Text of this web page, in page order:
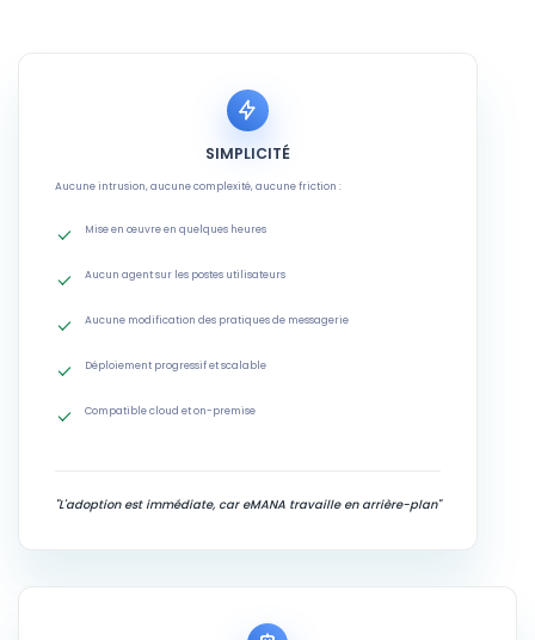
SIMPLICITÉ
Aucune intrusion, aucune complexité, aucune friction :
Mise en œuvre en quelques heures
Aucun agent sur les postes utilisateurs
Aucune modification des pratiques de messagerie
Déploiement progressif et scalable
Compatible cloud et on-premise
"L'adoption est immédiate, car eMANA travaille en arrière-plan"